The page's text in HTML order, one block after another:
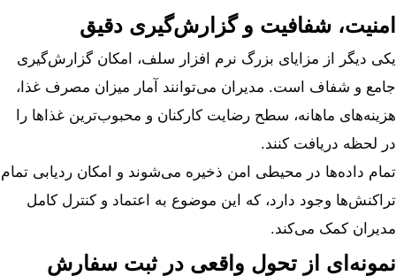
امنیت، شفافیت و گزارش‌گیری دقیق
یکی دیگر از مزایای بزرگ نرم ‌افزار سلف، امکان گزارش‌گیری
جامع و شفاف است. مدیران می‌توانند آمار میزان مصرف غذا،
هزینه‌های ماهانه، سطح رضایت کارکنان و محبوب‌ترین غذاها را
در لحظه دریافت کنند.
تمام داده‌ها در محیطی امن ذخیره می‌شوند و امکان ردیابی تمام
تراکنش‌ها وجود دارد، که این موضوع به اعتماد و کنترل کامل
مدیران کمک می‌کند.
نمونه‌ای از تحول واقعی در ثبت سفارش